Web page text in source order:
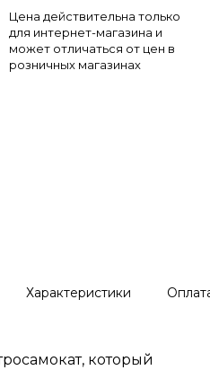
Цена действительна только
для интернет-магазина и
может отличаться от цен в
розничных магазинах
Характеристики
который